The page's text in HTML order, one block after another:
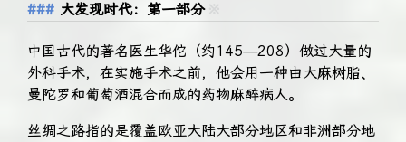
大发现时代：第一部分
中国古代的著名医生华佗（约145—208）做过大量的
外科手术，在实施手术之前，他会用一种由大麻树脂、
曼陀罗和葡萄酒混合而成的药物麻醉病人。
丝绸之路指的是覆盖欧亚大陆大部分地区和非洲部分地